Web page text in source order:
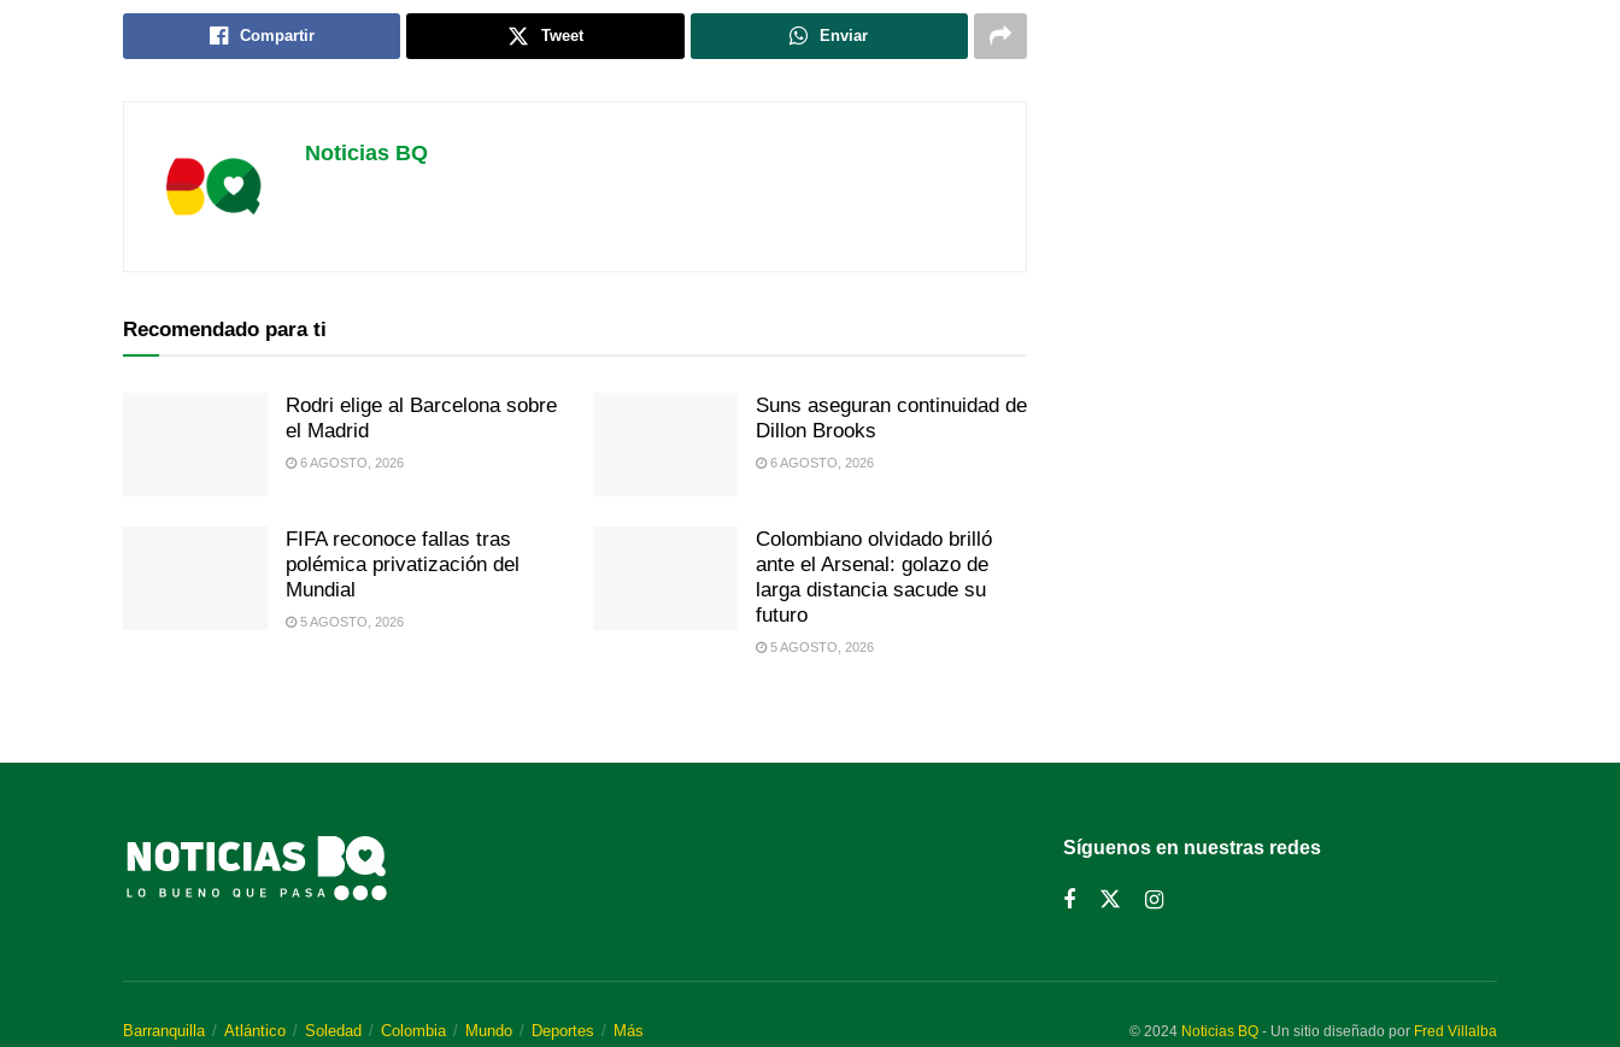
Compartir Tweet Enviar
Noticias BQ
Recomendado para ti
Rodri elige al Barcelona sobre
el Madrid
6 AGOSTO, 2026
Suns aseguran continuidad de
Dillon Brooks
6 AGOSTO, 2026
FIFA reconoce fallas tras
polémica privatización del
Mundial
5 AGOSTO, 2026
Colombiano olvidado brilló
ante el Arsenal: golazo de
larga distancia sacude su
futuro
5 AGOSTO, 2026
Síguenos en nuestras redes
© 2024 Noticias BQ - Un sitio diseñado por Fred Villalba
Barranquilla Atlántico Soledad Colombia Mundo Deportes Más